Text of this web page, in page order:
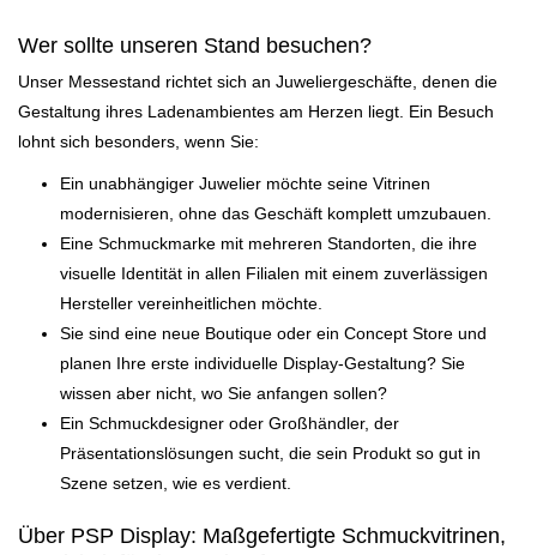
Wer sollte unseren Stand besuchen?
Unser Messestand richtet sich an Juweliergeschäfte, denen die
Gestaltung ihres Ladenambientes am Herzen liegt. Ein Besuch
lohnt sich besonders, wenn Sie:
Ein unabhängiger Juweliermöchte seine Vitrinen
modernisieren, ohne das Geschäft komplett umzubauen.
Eine Schmuckmarke mit mehreren Standorten, die ihre
visuelle Identität in allen Filialen mit einem zuverlässigen
Hersteller vereinheitlichen möchte.
Sie sind eine neue Boutique oder ein Concept Storeund
planen Ihre erste individuelle Display-Gestaltung? Sie
wissen aber nicht, wo Sie anfangen sollen?
Ein Schmuckdesigner oder Großhändler, der
Präsentationslösungen sucht, die sein Produkt so gut in
Szene setzen, wie es verdient.
Über PSP Display: Maßgefertigte Schmuckvitrinen,